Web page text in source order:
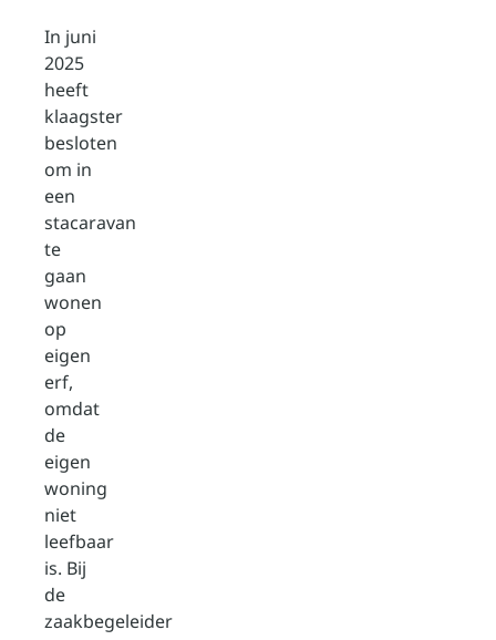
In juni
2025
heeft
klaagster
besloten
om in
een
stacaravan
te
gaan
wonen
op
eigen
erf,
omdat
de
eigen
woning
niet
leefbaar
is. Bij
de
zaakbegeleider